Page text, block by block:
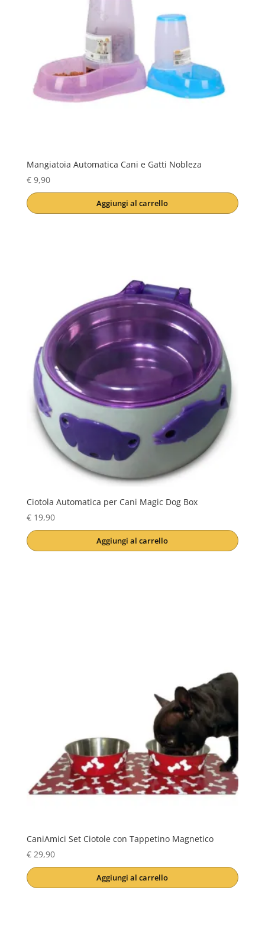
Mangiatoia Automatica Cani e Gatti Nobleza
€9,90
Aggiungi al carrello
Ciotola Automatica per Cani Magic Dog Box
€19,90
Aggiungi al carrello
CaniAmici Set Ciotole con Tappetino Magnetico
€29,90
Aggiungi al carrello